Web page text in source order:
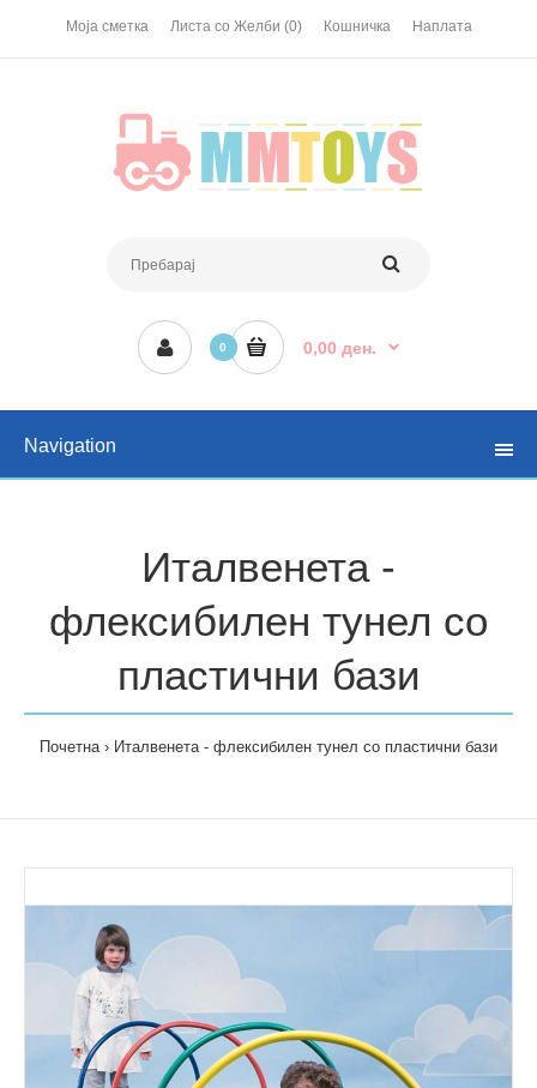
Моја сметка Листа со Желби (0) Кошничка Наплата
0 0,00 ден.
Navigation
Италвенета -
флексибилен тунел со
пластични бази
Почетна Италвенета - флексибилен тунел со пластични бази